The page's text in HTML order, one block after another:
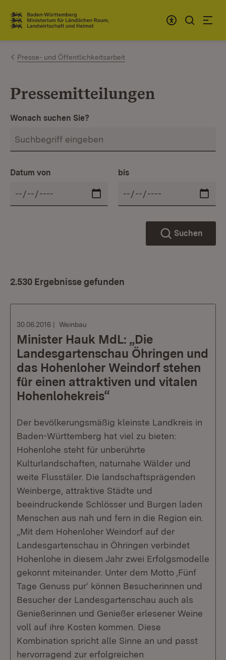
Zum Inhalt springen
Link zur Startseite
Presse- und Öffentlichkeitsarbeit
Pressemitteilungen
Wonach suchen Sie?
Datum von bis
Suchen
2.530 Ergebnisse gefunden
30.06.2016 Weinbau
Minister Hauk MdL: „Die
Landesgartenschau Öhringen und
das Hohenloher Weindorf stehen
für einen attraktiven und vitalen
Hohenlohekreis“
Der bevölkerungsmäßig kleinste Landkreis in
Baden-Württemberg hat viel zu bieten:
Hohenlohe steht für unberührte
Kulturlandschaften, naturnahe Wälder und
weite Flusstäler. Die landschaftsprägenden
Weinberge, attraktive Städte und
beeindruckende Schlösser und Burgen laden
Menschen aus nah und fern in die Region ein.
„Mit dem Hohenloher Weindorf auf der
Landesgartenschau in Öhringen verbindet
Hohenlohe in diesem Jahr zwei Erfolgsmodelle
gekonnt miteinander. Unter dem Motto ‚Fünf
Tage Genuss pur‘ können Besucherinnen und
Besucher der Landesgartenschau auch als
Genießerinnen und Genießer erlesener Weine
voll auf ihre Kosten kommen. Diese
Kombination spricht alle Sinne an und passt
hervorragend zur erfolgreichen